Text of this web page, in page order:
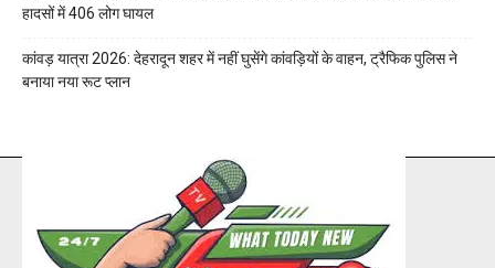
हादसों में 406 लोग घायल
कांवड़ यात्रा 2026: देहरादून शहर में नहीं घुसेंगे कांवड़ियों के वाहन, ट्रैफिक पुलिस ने
बनाया नया रूट प्लान